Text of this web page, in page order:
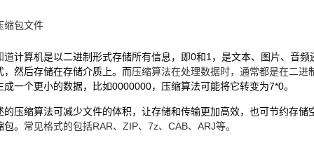
缩包文件
道计算机是以二进制形式存储所有信息，即0和1，是文本、图片、音
，然后存储在存储介质上。而压缩算法在处理数据时，通常都是在二
成一个更小的数据，比如0000000，压缩算法可能将它转变为7*0。
的压缩算法可减少文件的体积，让存储和传输更加高效，也可节约存
。 常见格式的包括RAR、ZIP、7z、CAB、ARJ等。